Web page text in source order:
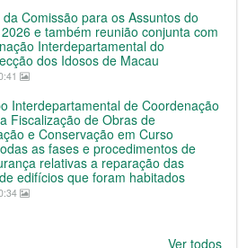
Comissão para os Assuntos do
e também reunião conjunta com
Interdepartamental do
dos Idosos de Macau
Interdepartamental de Coordenação
Fiscalização de Obras de
e Conservação em Curso
as fases e procedimentos de
relativas a reparação das
edifícios que foram habitados
Ver todos